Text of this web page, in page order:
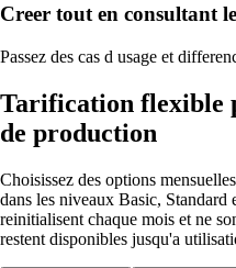
Creer tout en consultant
Passez des cas d usage et
Tarification flexible
de production
Choisissez des options
dans les niveaux Basic, Standard
reinitialisent chaque mois et ne
restent disponibles jusqu'a